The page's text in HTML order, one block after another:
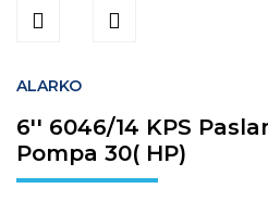
ALARKO
6'' 6046/14 KPS
Pompa 30( HP)